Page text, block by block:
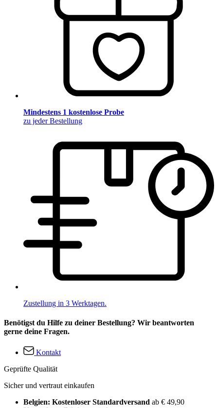
Mindestens 1 kostenlose Probe
zu jeder Bestellung
Zustellung in 3 Werktagen.
Benötigst du Hilfe zu deiner Bestellung? Wir beantworten
gerne deine Fragen.
Kontakt
Geprüfte Qualität
Sicher und vertraut einkaufen
Belgien: Kostenloser Standardversand ab € 49,90